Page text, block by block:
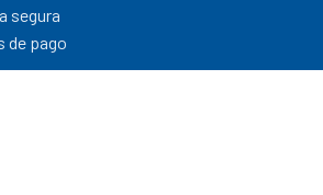
segura
de pago